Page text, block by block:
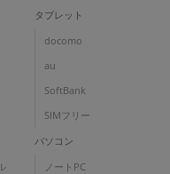
タブレット
docomo
au
SoftBank
SIMフリー
パソコン
ノートPC